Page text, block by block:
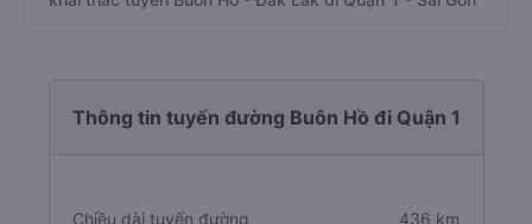
Thông tin tuyến đường Buôn Hồ đi Quận 1
Chiều dài tuyến đường 436 km